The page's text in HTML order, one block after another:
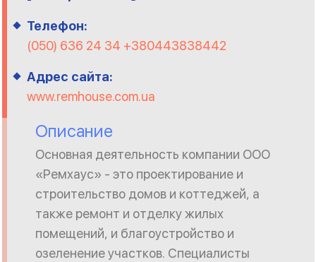
Телефон:
‎(050) 636 24 34 +380443838442
Адрес сайта:
www.remhouse.com.ua
Описание
Основная деятельность компании ООО
«Ремхаус» - это проектирование и
строительство домов и коттеджей, а
также ремонт и отделку жилых
помещений, и благоустройство и
озеленение участков. Специалисты